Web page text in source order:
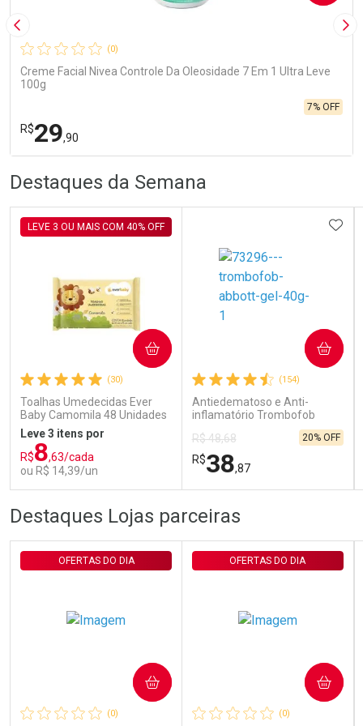
Imagem Anterior
(0)
Creme Facial Nivea Controle Da Oleosidade 7 Em 1 Ultra Leve
100g
R$29,90
7% OFF
Laboratório
Ativar Desconto
Comprar sem Desconto
Por R$ 29,90/cada
Por Menos
Comprar sem Desconto
Por R$ 29,90/cada
Destaques da Semana
(30)
Toalhas Umedecidas Ever
Baby Camomila 48 Unidades
LEVE 3 OU MAIS COM 40% OFF
Leve 3 itens por
R$8,63/cada
ou R$ 14,39/un
COMPRAR
FECHAR
Laboratório
FECHAR
Por Menos
(154)
Antiedematoso e Anti-
inflamatório Trombofob
R$ 48,68
R$38,87
20% OFF
COMPRAR
Destaques Lojas parceiras
(0)
OFERTAS DO DIA
COMPRAR
(0)
OFERTAS DO DIA
COMPRAR